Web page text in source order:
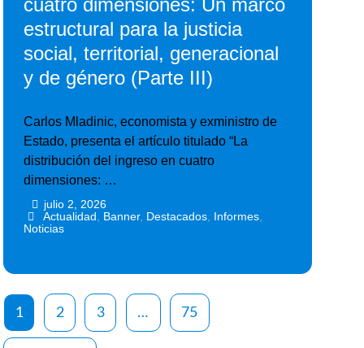
cuatro dimensiones: Un marco
estructural para la justicia
social, territorial, generacional
y de género (Parte III)
Carlos Mladinic, economista y exministro de
Estado, presenta el artículo titulado “La
distribución del ingreso en cuatro
dimensiones: …
julio 2, 2026
Actualidad Banner, Destacados, Informes,
Noticias
1 2 3 … 75